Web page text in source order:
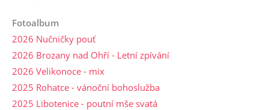
Fotoalbum
2026 Nučničky pouť
2026 Brozany nad Ohří - Letní zpívání
2026 Velikonoce - mix
2025 Rohatce - vánoční bohoslužba
2025 Libotenice - poutní mše svatá